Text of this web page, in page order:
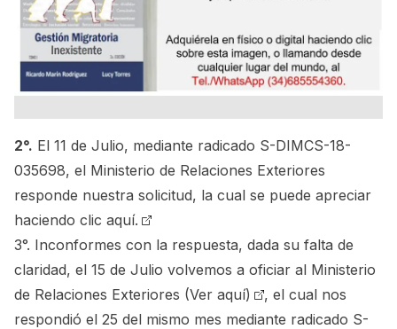
2°. El 11 de Julio, mediante radicado S-DIMCS-18-
035698, el Ministerio de Relaciones Exteriores
responde nuestra solicitud, la cual se puede apreciar
haciendo clic aquí.
3°. Inconformes con la respuesta, dada su falta de
claridad, el 15 de Julio volvemos a oficiar al Ministerio
de Relaciones Exteriores (Ver aquí)
, el cual nos
respondió el 25 del mismo mes mediante radicado S-